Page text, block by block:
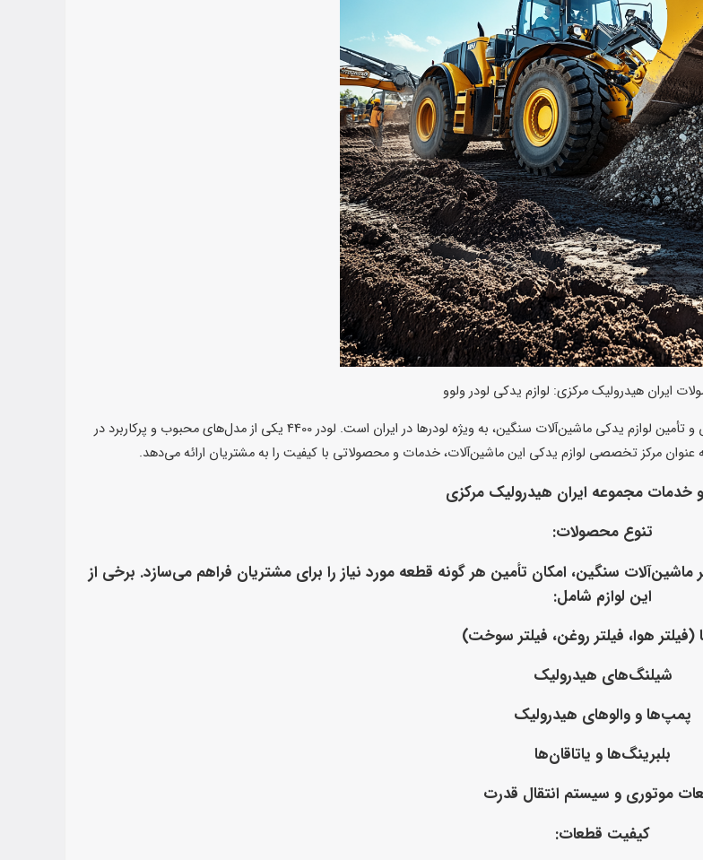
ایران هیدرولیک مرکزی: لوازم یدکی لودر ولوو
مجموعه ایران هیدرولیک مرکزی یکی از مراکز معتبر و شناخته شده در زمینه پخش و تأمین لوازم یدکی ماشین‌آلات سنگین، به ویژه لودرها در ایران است. لودر 4400 یکی از مدل‌های محبوب و پرکاربرد در
مرکز تخصصی لوازم یدکی این ماشین‌آلات، خدمات و محصولاتی با کیفیت را به مشتریان ارائه می‌دهد.
خدمات مجموعه ایران هیدرولیک مرکزی
تنوع محصولات:
عرضه مجموعه‌ای گسترده از لوازم یدکی لودر 4400 و سایر ماشین‌آلات سنگین، امکان تأمین هر گونه قطعه مورد نیاز را برای مشتریان فراهم می‌سازد. برخی از
این لوازم شامل:
(فیلتر هوا، فیلتر روغن، فیلتر سوخت)
شیلنگ‌های هیدرولیک
پمپ‌ها و والوهای هیدرولیک
بلبرینگ‌ها و یاتاقان‌ها
موتوری و سیستم انتقال قدرت
کیفیت قطعات: